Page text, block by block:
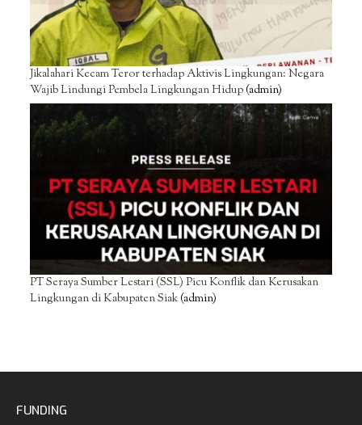
Jikalahari Kecam Teror terhadap Aktivis Lingkungan: Negara
Wajib Lindungi Pembela Lingkungan Hidup(admin)
PT Seraya Sumber Lestari (SSL) Picu Konflik dan Kerusakan
Lingkungan di Kabupaten Siak(admin)
FUNDING